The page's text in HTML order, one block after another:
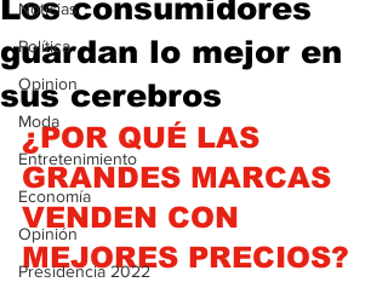
Noticias
Política
Opinion
Moda
Entretenimiento
Economía
Opinión
Presidencia 2022
Los consumidores
guardan lo mejor en
sus cerebros
¿POR QUÉ LAS
GRANDES MARCAS
VENDEN CON
MEJORES PRECIOS?